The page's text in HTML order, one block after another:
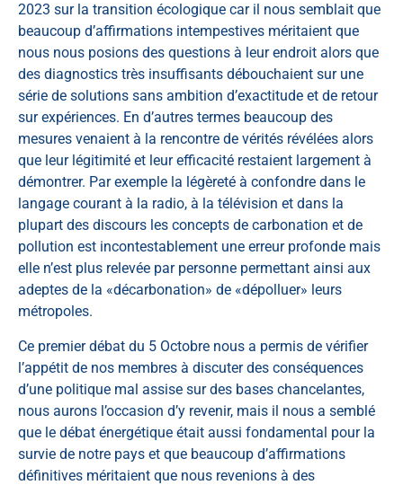
2023 sur la transition écologique car il nous semblait que
beaucoup d’affirmations intempestives méritaient que
nous nous posions des questions à leur endroit alors que
des diagnostics très insuffisants débouchaient sur une
série de solutions sans ambition d’exactitude et de retour
sur expériences. En d’autres termes beaucoup des
mesures venaient à la rencontre de vérités révélées alors
que leur légitimité et leur efficacité restaient largement à
démontrer. Par exemple la légèreté à confondre dans le
langage courant à la radio, à la télévision et dans la
plupart des discours les concepts de carbonation et de
pollution est incontestablement une erreur profonde mais
elle n’est plus relevée par personne permettant ainsi aux
adeptes de la «décarbonation» de «dépolluer» leurs
métropoles.
Ce premier débat du 5 Octobre nous a permis de vérifier
l’appétit de nos membres à discuter des conséquences
d’une politique mal assise sur des bases chancelantes,
nous aurons l’occasion d’y revenir, mais il nous a semblé
que le débat énergétique était aussi fondamental pour la
survie de notre pays et que beaucoup d’affirmations
définitives méritaient que nous revenions à des